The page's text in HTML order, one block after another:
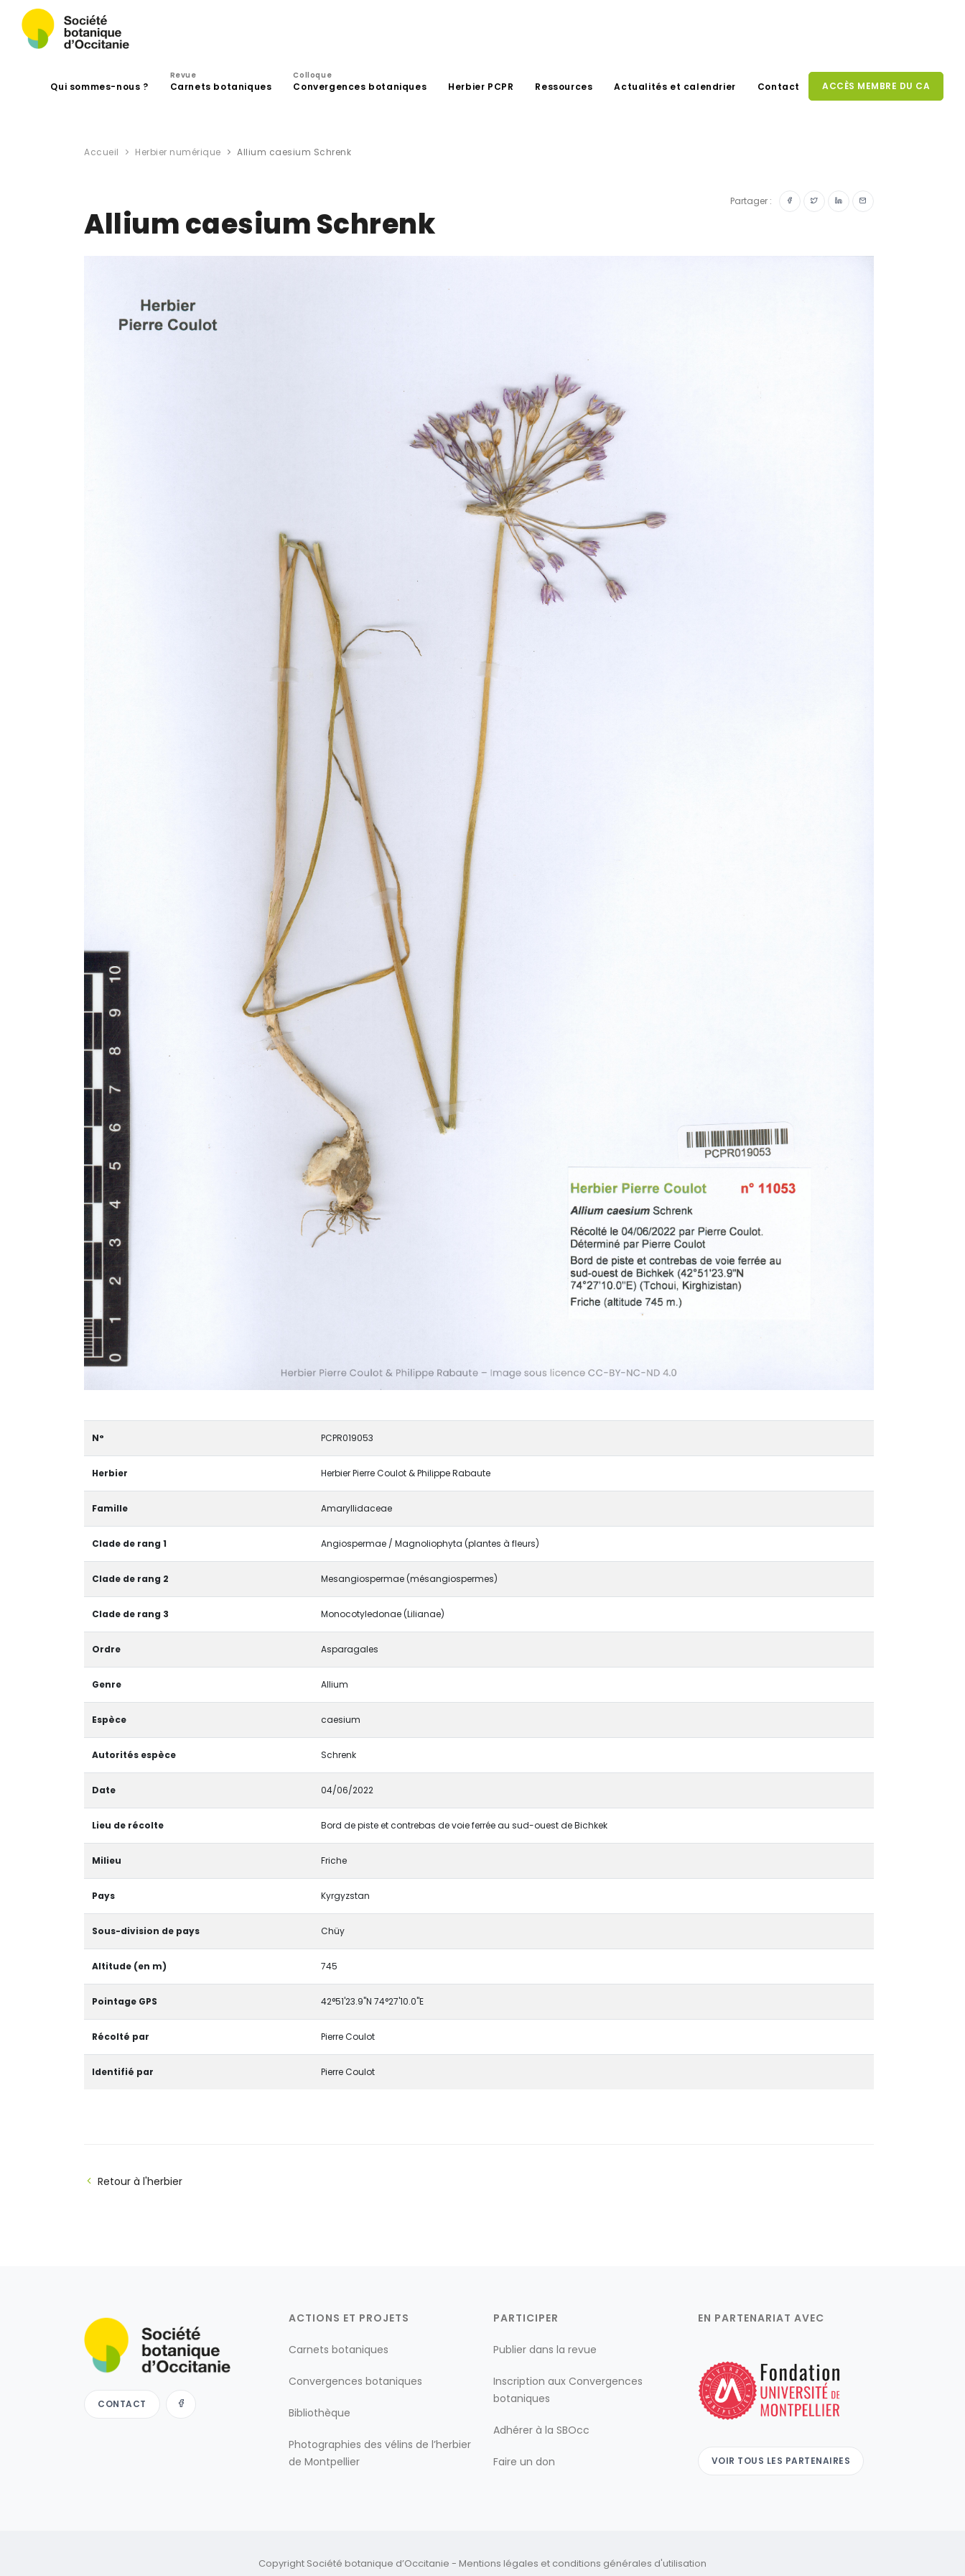
Qui sommes-nous ?
Revue
Carnets botaniques
Colloque
Convergences botaniques Herbier PCPR Ressources Actualités et calendrier Contact ACCÈS MEMBRE DU CA
Accueil Herbier numérique Allium caesium Schrenk
Partager :
Allium caesium Schrenk
N° PCPR019053
Herbier Herbier Pierre Coulot & Philippe Rabaute
Famille Amaryllidaceae
Clade de rang 1 Angiospermae / Magnoliophyta (plantes à fleurs)
Clade de rang 2 Mesangiospermae (mésangiospermes)
Clade de rang 3 Monocotyledonae (Lilianae)
Ordre Asparagales
Genre Allium
Espèce caesium
Autorités espèce Schrenk
Date 04/06/2022
Lieu de récolte Bord de piste et contrebas de voie ferrée au sud-ouest de Bichkek
Milieu Friche
Pays Kyrgyzstan
Sous-division de pays Chüy
Altitude (en m) 745
Pointage GPS 42°51'23.9"N 74°27'10.0"E
Récolté par Pierre Coulot
Identifié par Pierre Coulot
Retour à l'herbier
CONTACT
ACTIONS ET PROJETS
Carnets botaniques
Convergences botaniques
Bibliothèque
Photographies des vélins de l’herbier
de Montpellier
PARTICIPER
Publier dans la revue
Inscription aux Convergences
botaniques
Adhérer à la SBOcc
Faire un don
EN PARTENARIAT AVEC
VOIR TOUS LES PARTENAIRES
Copyright Société botanique d’Occitanie - Mentions légales et conditions générales d'utilisation